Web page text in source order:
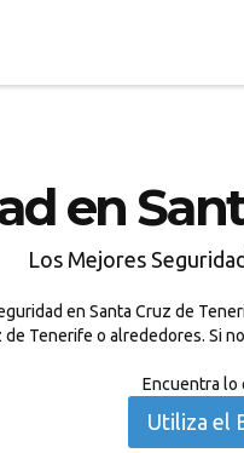
en
Los Mejores
en Santa Cruz de
Tenerife o alrededores. Si
Encuentra lo
Utiliza el